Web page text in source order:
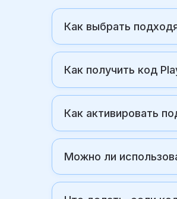
Как выбрать
Как получить код
Как активировать
Можно ли